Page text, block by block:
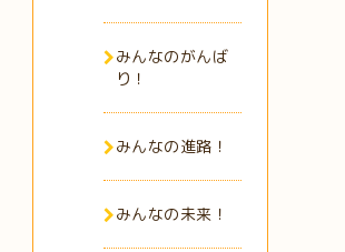
みんなのがんば
り！
みんなの進路！
みんなの未来！